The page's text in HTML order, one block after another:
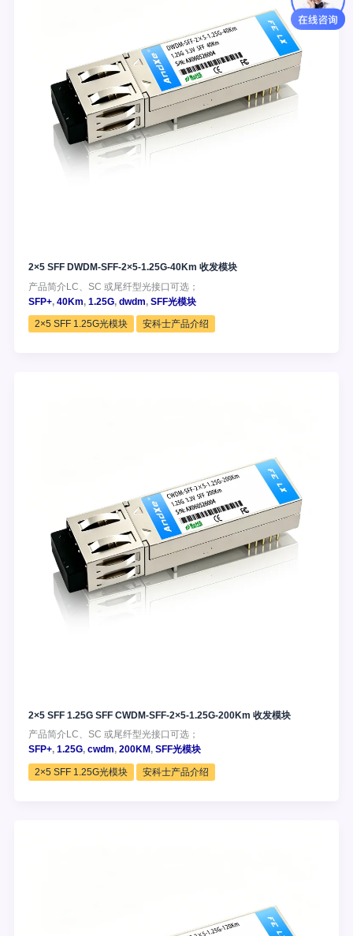
2×5 SFF DWDM-SFF-2×5-1.25G-40Km 收发模块
产品简介LC、SC 或尾纤型光接口可选；
SFP+,40Km,1.25G,dwdm,SFF光模块
2×5 SFF 1.25G光模块 安科士产品介绍
2×5 SFF 1.25G SFF CWDM-SFF-2×5-1.25G-200Km 收发模块
产品简介LC、SC 或尾纤型光接口可选；
SFP+,1.25G,cwdm,200KM ,SFF光模块
2×5 SFF 1.25G光模块 安科士产品介绍